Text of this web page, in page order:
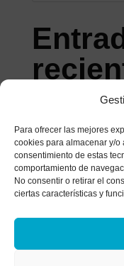
Para ofrecer las mejores
cookies para almacenar y/o
consentimiento de estas
comportamiento de
No consentir o retirar el
ciertas características y
La Tríada de
Estilos de
malestar?
Historia de un
¿Tratas de parar
luchar contra tus